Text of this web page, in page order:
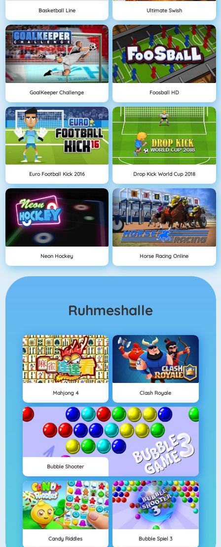
Basketball Line Ultimate Swish
GoalKeeper Challenge Foosball HD
Euro Football Kick 2016 Drop Kick World Cup 2018
Neon Hockey Horse Racing Online
Ruhmeshalle
Mahjong 4 Clash Royale
Bubble Shooter
Candy Riddles Bubble Spiel 3